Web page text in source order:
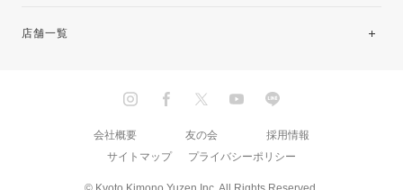
店舗一覧
会社概要 友の会
採用情報
サイトマップ
プライバシーポリシー